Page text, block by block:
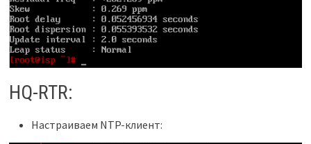
HQ-RTR:
Настраиваем NTP-клиент: